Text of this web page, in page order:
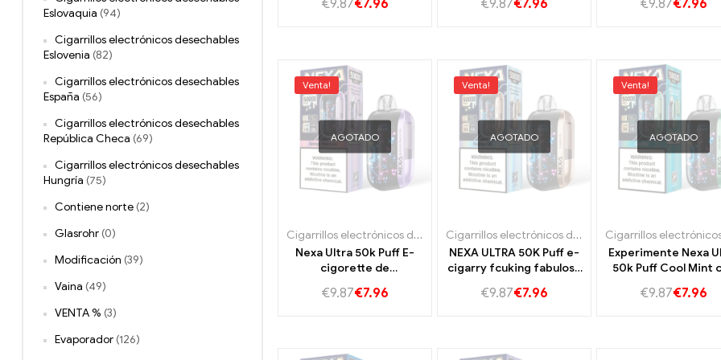
de Nexa Ultra 50k Vape
€9.87€7.96
Fruity Steam Experience
€9.87€7.96
Conexión de
€9.87€7.96
Venta!
AGOTADO
Cigarrillos electrónicos desechables Portugal ,Cigarrillos electrónicos desechables
Nexa Ultra 50k Puff E-
cigorette de
Peach Ice Sabor
€9.87€7.96
Venta!
AGOTADO
Cigarrillos electrónicos desechables Portugal ,
NEXA ULTRA 50K Puff e-
cigarry fcuking fabuloso
larga duración
€9.87€7.96
Venta!
AGOTADO
Experimente Nexa
50k Puff Cool Mint
fragancia de
€9.87€7.96
Eslovaquia (94)
Cigarrillos electrónicos desechables
Eslovenia (82)
Cigarrillos electrónicos desechables
España (56)
Cigarrillos electrónicos desechables
República Checa (69)
Cigarrillos electrónicos desechables
Hungría (75)
Contiene norte (2)
Glasrohr (0)
Modificación (39)
Vaina (49)
VENTA % (3)
Evaporador (126)